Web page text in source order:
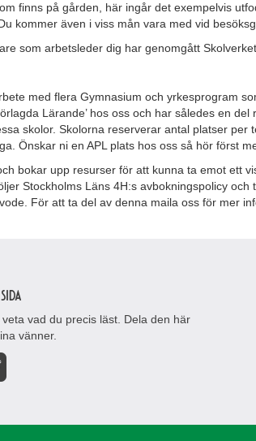
finns på gården, här ingår det exempelvis
kommer även i viss mån vara med vid
som arbetsleder dig har genomgått
med flera Gymnasium och yrkesprogram
Lärande’ hos oss och har således en del
skolor. Skolorna reserverar antal platser per
Önskar ni en APL plats hos oss så hör först
bokar upp resurser för att kunna ta emot ett
Stockholms Läns 4H:s avbokningspolicy och
För att ta del av denna maila oss för mer
vad du precis läst. Dela den här
vänner.